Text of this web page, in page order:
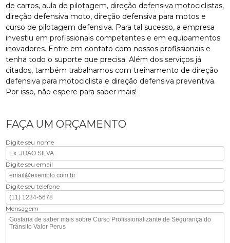
de carros, aula de pilotagem, direção defensiva motociclistas,
direção defensiva moto, direção defensiva para motos e
curso de pilotagem defensiva. Para tal sucesso, a empresa
investiu em profissionais competentes e em equipamentos
inovadores. Entre em contato com nossos profissionais e
tenha todo o suporte que precisa. Além dos serviços já
citados, também trabalhamos com treinamento de direção
defensiva para motociclista e direção defensiva preventiva.
Por isso, não espere para saber mais!
FAÇA UM ORÇAMENTO
Digite seu nome
Digite seu email
Digite seu telefone
Mensagem